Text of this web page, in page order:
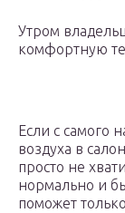
Утром
комфортную
Если с самого
воздуха в
просто не
нормально и
поможет